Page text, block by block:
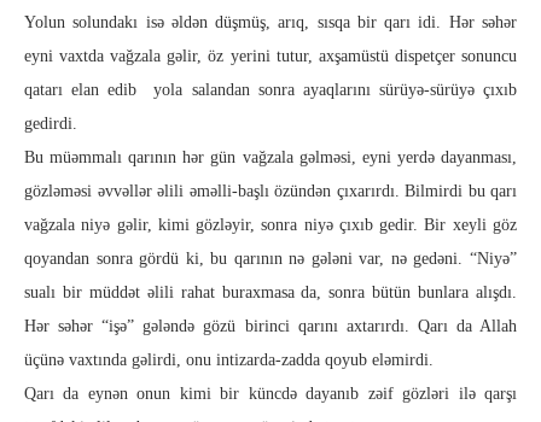
Yolun solundakı isə əldən düşmüş, arıq, sısqa bir qarı idi. Hər səhər
eyni vaxtda vağzala gəlir, öz yerini tutur, axşamüstü dispetçer sonuncu
qatarı elan edib yola salandan sonra ayaqlarını sürüyə-sürüyə çıxıb
gedirdi.
Bu müəmmalı qarının hər gün vağzala gəlməsi, eyni yerdə dayanması,
gözləməsi əvvəllər əlili əməlli-başlı özündən çıxarırdı. Bilmirdi bu qarı
vağzala niyə gəlir, kimi gözləyir, sonra niyə çıxıb gedir. Bir xeyli göz
qoyandan sonra gördü ki, bu qarının nə gələni var, nə gedəni. “Niyə”
sualı bir müddət əlili rahat buraxmasa da, sonra bütün bunlara alışdı.
Hər səhər “işə” gələndə gözü birinci qarını axtarırdı. Qarı da Allah
üçünə vaxtında gəlirdi, onu intizarda-zadda qoyub eləmirdi.
Qarı da eynən onun kimi bir küncdə dayanıb zəif gözləri ilə qarşı